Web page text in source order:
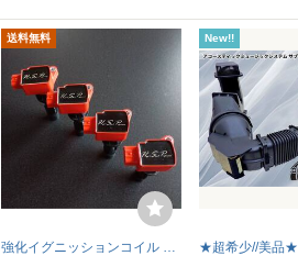
送料無料
強化イグニッションコイル 4本 マツダ ロードスター NCEC MPV LY3P アテンザ スポーツ ワゴン CX7 アクセラ ハイパワー 高電圧
New!!